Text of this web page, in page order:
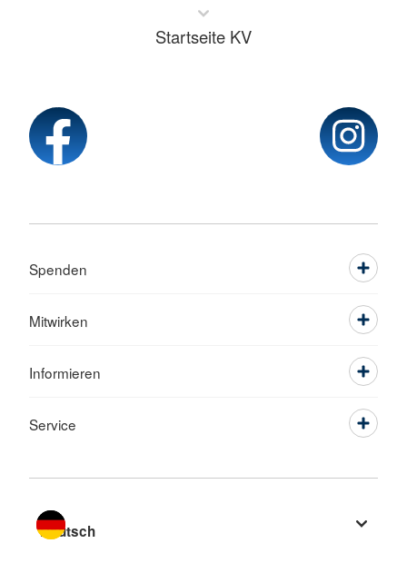
Startseite KV
Spenden
Mitwirken
Informieren
Service
Sprache wechseln zu